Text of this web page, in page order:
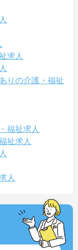
求人
りの介護・福祉
福祉求人
祉求人
人